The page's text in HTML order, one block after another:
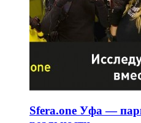
Sfera.one Уфа —